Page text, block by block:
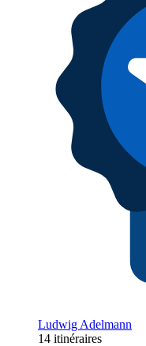
Ludwig Adelmann
14 itinéraires